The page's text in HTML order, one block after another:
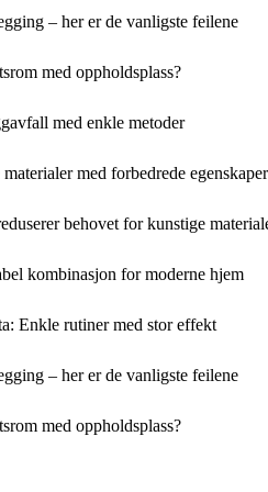
– her er de vanligste feilene
med oppholdsplass?
med enkle metoder
med forbedrede egenskaper
behovet for kunstige
kombinasjon for moderne hjem
Enkle rutiner med stor effekt
– her er de vanligste feilene
med oppholdsplass?